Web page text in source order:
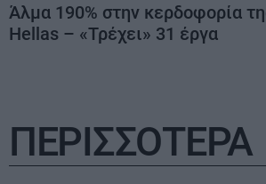
Άλμα 190% στην κερδοφορία
Hellas – «Τρέχει» 31 έργα
ΠΕΡΙΣΣΟΤΕΡΑ